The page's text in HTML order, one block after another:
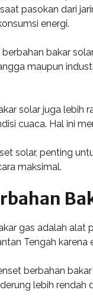
pasokan dari
energi.
bakar
maupun
solar juga lebih
cuaca. Hal ini
solar, penting
maksimal.
gas adalah alat
Tengah
berbahan
lebih rendah